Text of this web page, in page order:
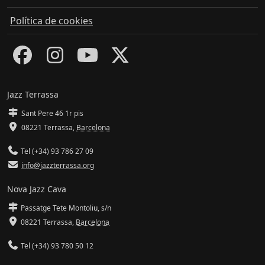
Política de cookies
Jazz Terrassa
Sant Pere 46 1r pis
08221 Terrassa, Barcelona
Tel (+34) 93 786 27 09
info@jazzterrassa.org
Nova Jazz Cava
Passatge Tete Montoliu, s/n
08221 Terrassa, Barcelona
Tel (+34) 93 780 50 12